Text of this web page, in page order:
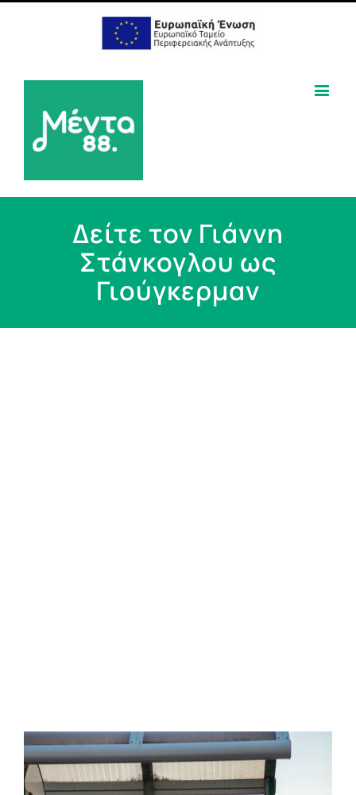
Δείτε τον Γιάννη
Στάνκογλου ως
Γιούγκερμαν
View
Larger
Image